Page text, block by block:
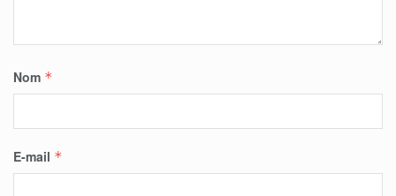
Nom *
E-mail *